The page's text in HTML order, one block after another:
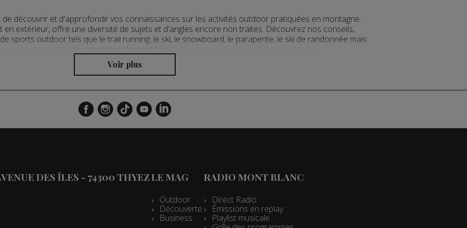
découvrir et d'approfondir vos connaissances sur les activités outdoor pratiquées en montagne.
extérieur, offre une diversité de sujets et d'angles encore non traités. Découvrez nos conseils,
sports outdoor tels que le trail running, le ski, le snowboard, le parapente, le ski de randonnée mais
préparer vos séjours en station. Notre Mag s'adresses qui vivent et rêvent montagne.
DES ÎLES - 74300 THYEZLE MAG
Outdoor
Découverte
Business
RADIO MONT BLANC
Direct Radio
Émissions en replay
Playlist musicale